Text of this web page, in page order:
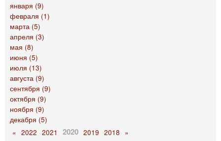
января (9)
февраля (1)
марта (5)
апреля (3)
мая (8)
июня (5)
июля (13)
августа (9)
сентября (9)
октября (9)
ноября (9)
декабря (5)
« 2022 2021 2020 2019 2018 »